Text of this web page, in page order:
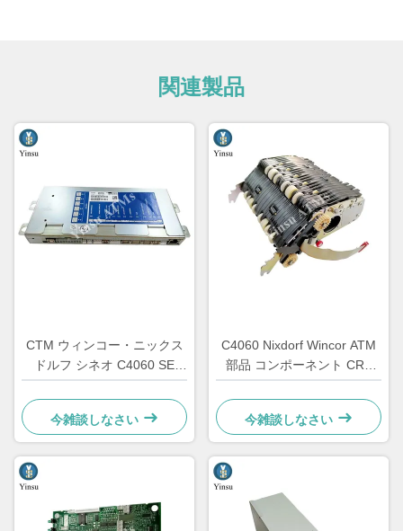
関連製品
CTM ウィンコー・ニックス
ドルフ シネオ C4060 SE
ATM 部品 特殊電子
1750147868
今雑談しなさい
C4060 Nixdorf Wincor ATM
部品 コンポーネント CRS
ATS 集中装置 AU モジュール
1750134478
今雑談しなさい